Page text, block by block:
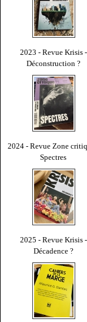
2023 - Revue Krisis -
Déconstruction ?
2024 - Revue Zone
Spectres
2025 - Revue Krisis -
Décadence ?